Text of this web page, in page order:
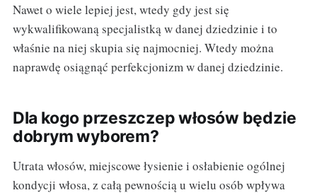
Nawet o wiele lepiej jest, wtedy gdy jest się
wykwalifikowaną specjalistką w danej dziedzinie i to
właśnie na niej skupia się najmocniej. Wtedy można
naprawdę osiągnąć perfekcjonizm w danej dziedzinie.
Dla kogo przeszczep włosów będzie
dobrym wyborem?
Utrata włosów, miejscowe łysienie i osłabienie ogólnej
kondycji włosa, z całą pewnością u wielu osób wpływa